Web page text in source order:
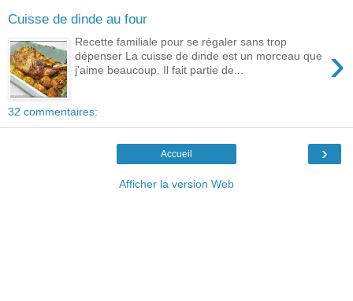
Cuisse de dinde au four
›
Recette familiale pour se régaler sans trop
dépenser La cuisse de dinde est un morceau que
j'aime beaucoup. Il fait partie de...
32 commentaires:
›
Accueil
Afficher la version Web